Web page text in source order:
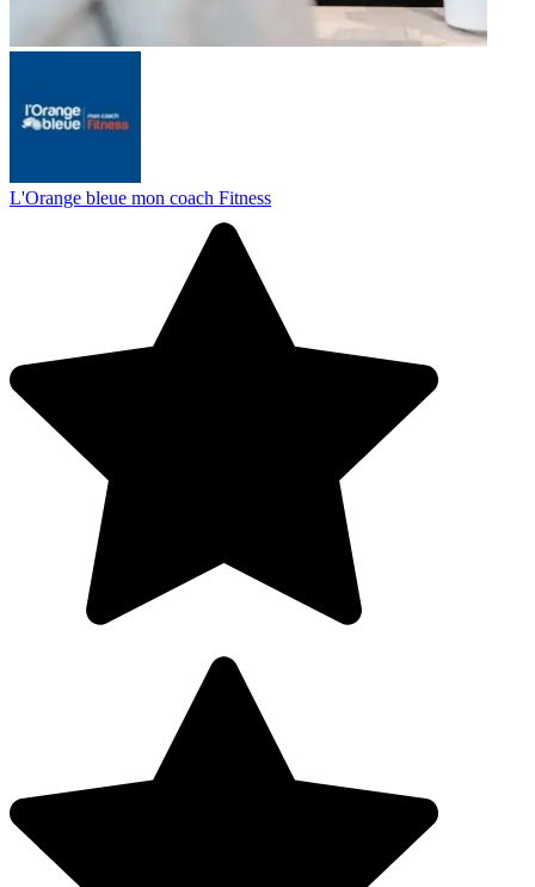
L'Orange bleue mon coach Fitness